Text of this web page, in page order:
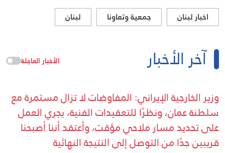
اخبار لبنان جمعية وتعاونا لبنان
آخر الأخبار الأخبار العاجلة
وزير الخارجية الإيراني: المفاوضات لا تزال مستمرة مع
سلطنة عمان، ونظرًا للتعقيدات الفنية، يجري العمل
على تحديد مسار ملاحي مؤقت، وأعتقد أننا أصبحنا
قريبين جدًا من التوصل إلى النتيجة النهائية